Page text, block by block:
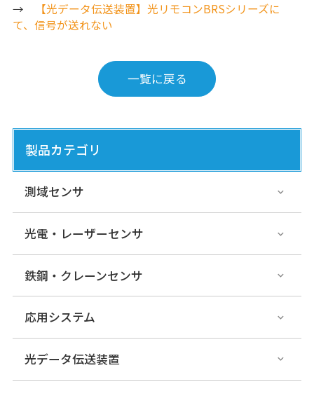
→
【光データ伝送装置】光リモコンBRSシリーズに
て、信号が送れない
一覧に戻る
製品カテゴリ
測域センサ
光電・レーザーセンサ
鉄鋼・クレーンセンサ
応用システム
光データ伝送装置